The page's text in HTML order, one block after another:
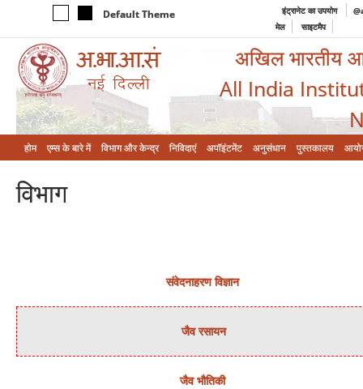
Default Theme इंट्रानेट का उपयोग
मेल
साइटमैप
अखिल भारतीय
All India
होम एम्‍स के बारे में विभाग और केन्‍द्र निविदाएं अपॉइंटमेंट अनुसंधान पुस्तकालय
विभाग
संवेदनाहरण विज्ञान
जैव रसायन
जैव भौतिकी